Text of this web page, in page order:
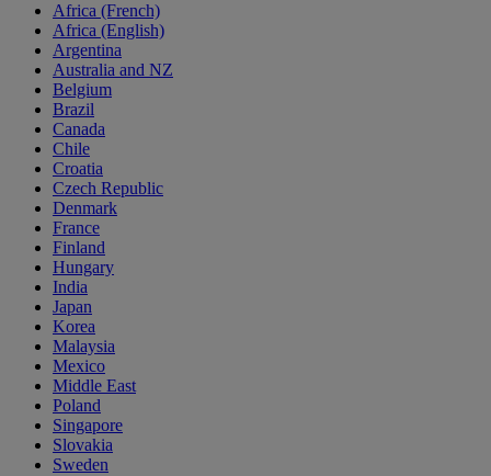
Africa (French)
Africa (English)
Argentina
Australia and NZ
Belgium
Brazil
Canada
Chile
Croatia
Czech Republic
Denmark
France
Finland
Hungary
India
Japan
Korea
Malaysia
Mexico
Middle East
Poland
Singapore
Slovakia
Sweden